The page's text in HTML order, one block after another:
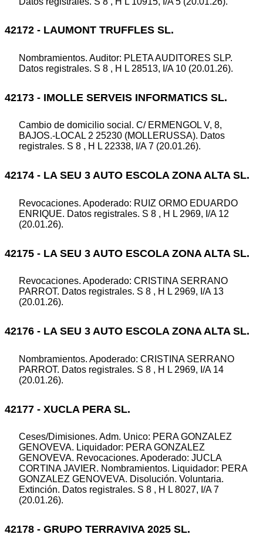
42172 - LAUMONT TRUFFLES SL.
Nombramientos. Auditor: PLETA AUDITORES SLP.
Datos registrales. S 8 , H L 28513, I/A 10 (20.01.26).
42173 - IMOLLE SERVEIS INFORMATICS SL.
Cambio de domicilio social. C/ ERMENGOL V, 8,
BAJOS.-LOCAL 2 25230 (MOLLERUSSA). Datos
registrales. S 8 , H L 22338, I/A 7 (20.01.26).
42174 - LA SEU 3 AUTO ESCOLA ZONA ALTA SL.
Revocaciones. Apoderado: RUIZ ORMO EDUARDO
ENRIQUE. Datos registrales. S 8 , H L 2969, I/A 12
(20.01.26).
42175 - LA SEU 3 AUTO ESCOLA ZONA ALTA SL.
Revocaciones. Apoderado: CRISTINA SERRANO
PARROT. Datos registrales. S 8 , H L 2969, I/A 13
(20.01.26).
42176 - LA SEU 3 AUTO ESCOLA ZONA ALTA SL.
Nombramientos. Apoderado: CRISTINA SERRANO
PARROT. Datos registrales. S 8 , H L 2969, I/A 14
(20.01.26).
42177 - XUCLA PERA SL.
Ceses/Dimisiones. Adm. Unico: PERA GONZALEZ
GENOVEVA. Liquidador: PERA GONZALEZ
GENOVEVA. Revocaciones. Apoderado: JUCLA
CORTINA JAVIER. Nombramientos. Liquidador: PERA
GONZALEZ GENOVEVA. Disolución. Voluntaria.
Extinción. Datos registrales. S 8 , H L 8027, I/A 7
(20.01.26).
42178 - GRUPO TERRAVIVA 2025 SL.